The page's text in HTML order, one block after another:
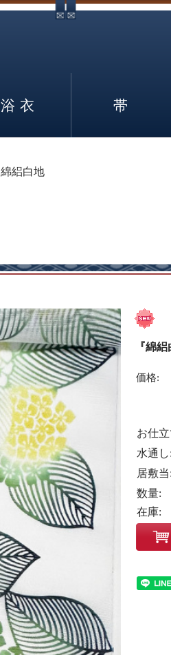
浴衣 帯
綿絽白地
『綿
価格:
お仕
水通し:
居敷当:
数量:
在庫: